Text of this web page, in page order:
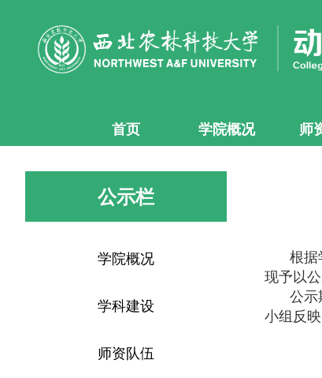
首页 学院概况 师
公示栏
学院概况
学科建设
师资队伍
根据
现予以公
公示
小组反